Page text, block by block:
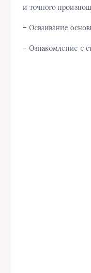
и точного
– Осваивание
– Ознакомление с